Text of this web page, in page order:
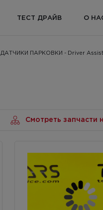
ТЕСТ ДРАЙВ О
ДАТЧИКИ ПАРКОВКИ - Driver Assist
Смотреть запчасти